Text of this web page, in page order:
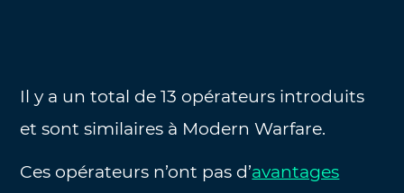
Il y a un total de 13 opérateurs introduits
et sont similaires à Modern Warfare.
Ces opérateurs n’ont pas d’avantages